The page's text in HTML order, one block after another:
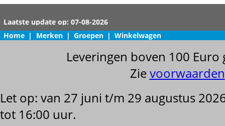
Home | Merken | Groepen | Winkelwagen
Leveringen boven 100
Zievoorwaarden
Let op: van 27 juni t/m 29 augustus
tot 16:00 uur.